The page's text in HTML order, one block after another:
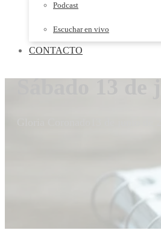
Podcast
Escuchar en vivo
CONTACTO
Sábado 13 de